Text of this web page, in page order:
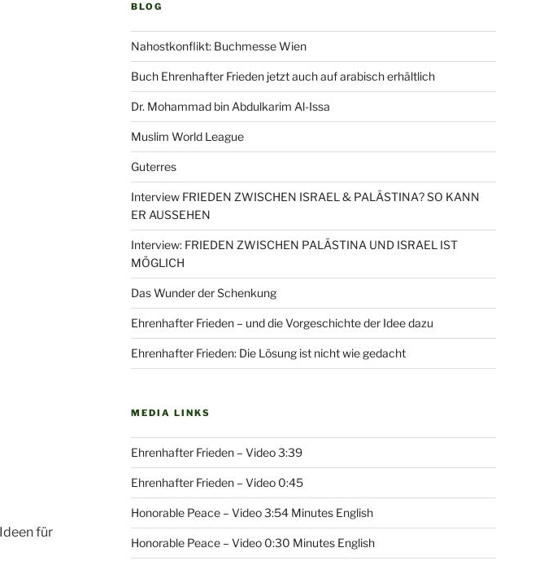
für
BLOG
Nahostkonflikt: Buchmesse Wien
Buch Ehrenhafter Frieden jetzt auch auf arabisch erhältlich
Dr. Mohammad bin Abdulkarim Al-Issa
Muslim World League
Guterres
Interview FRIEDEN ZWISCHEN ISRAEL & PALÄSTINA? SO KANN
ER AUSSEHEN
Interview: FRIEDEN ZWISCHEN PALÄSTINA UND ISRAEL IST
MÖGLICH
Das Wunder der Schenkung
Ehrenhafter Frieden – und die Vorgeschichte der Idee dazu
Ehrenhafter Frieden: Die Lösung ist nicht wie gedacht
MEDIA LINKS
Ehrenhafter Frieden – Video 3:39
Ehrenhafter Frieden – Video 0:45
Honorable Peace – Video 3:54 Minutes English
Honorable Peace – Video 0:30 Minutes English